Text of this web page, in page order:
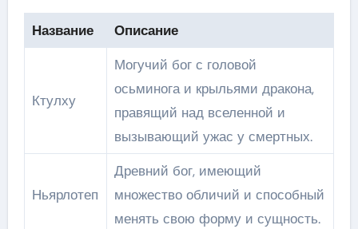
Название Описание
Ктулху
Могучий бог с головой
осьминога и крыльями дракона,
правящий над вселенной и
вызывающий ужас у смертных.
Ньярлотеп
Древний бог, имеющий
множество обличий и способный
менять свою форму и сущность.